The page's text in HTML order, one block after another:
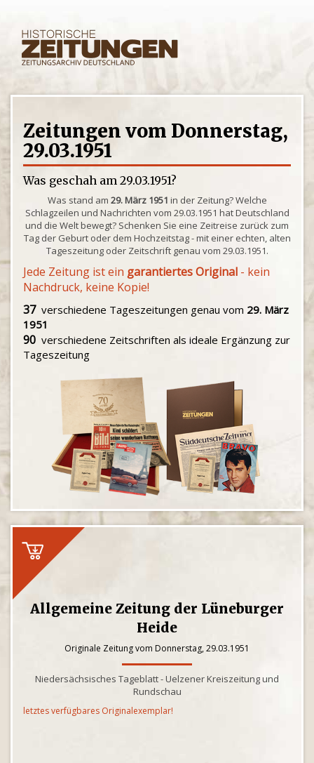
Zeitungen vom Donnerstag,
29.03.1951
Was geschah am 29.03.1951?
Was stand am 29. März 1951 in der Zeitung? Welche
Schlagzeilen und Nachrichten vom 29.03.1951 hat Deutschland
und die Welt bewegt? Schenken Sie eine Zeitreise zurück zum
Tag der Geburt oder dem Hochzeitstag - mit einer echten, alten
Tageszeitung oder Zeitschrift genau vom 29.03.1951.
Jede Zeitung ist ein garantiertes Original - kein
Nachdruck, keine Kopie!
37verschiedene Tageszeitungen genau vom 29. März
1951
90 verschiedene Zeitschriften als ideale Ergänzung zur
Tageszeitung
Allgemeine Zeitung der Lüneburger
Heide
Originale Zeitung vom Donnerstag, 29.03.1951
Niedersächsisches Tageblatt - Uelzener Kreiszeitung und
Rundschau
letztes verfügbares Originalexemplar!